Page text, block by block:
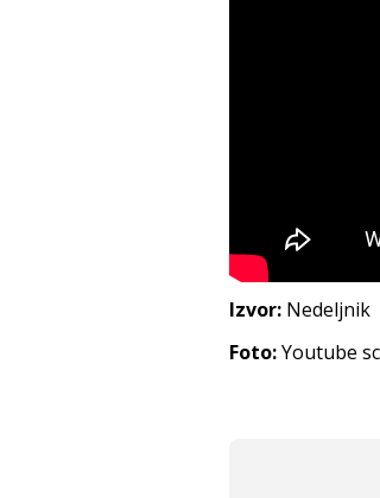
Izvor: Nedeljnik
Foto:Youtube